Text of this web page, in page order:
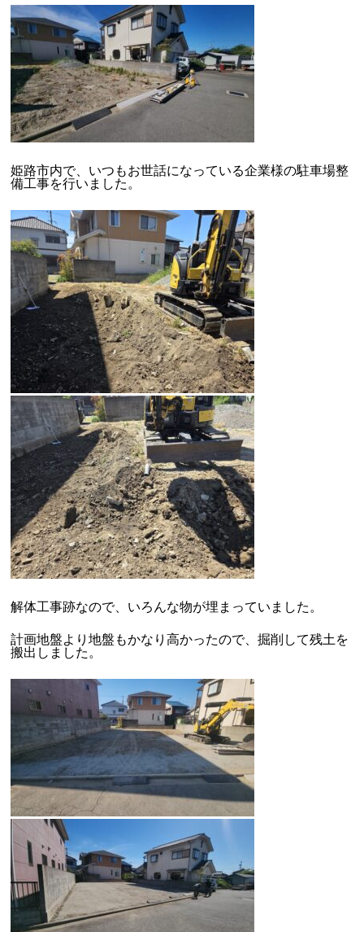
姫路市内で、いつもお世話になっている企業様の駐車場整
備工事を行いました。
解体工事跡なので、いろんな物が埋まっていました。
計画地盤より地盤もかなり高かったので、掘削して残土を
搬出しました。